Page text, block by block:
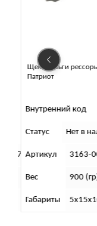
00
Серьга рессоры
листовую рессору)
Внутренний код
Статус В
Артикул
Вес 1 160 г.
Размеры -//-